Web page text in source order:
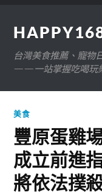
台灣美食推薦、寵物
——一站掌握吃喝玩
美食
豐原蛋雞
成立前進
將依法撲